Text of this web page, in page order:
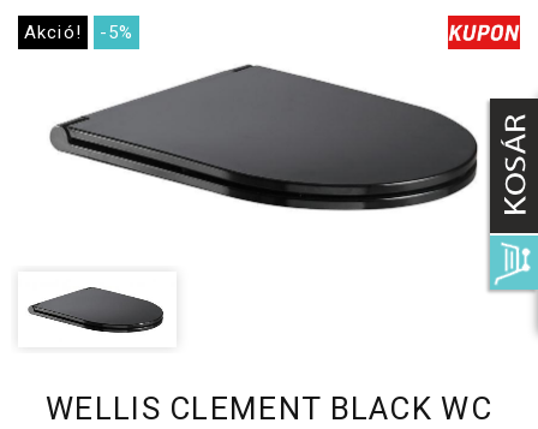
Akció! -5%
WELLIS CLEMENT BLACK WC